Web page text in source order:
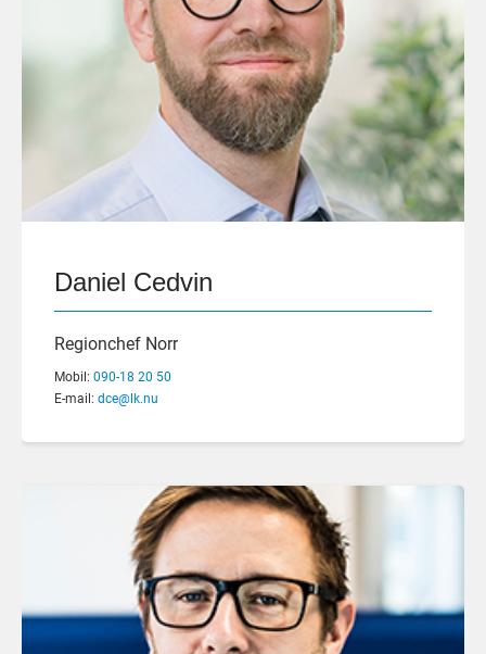
Daniel Cedvin
Regionchef Norr
Mobil: 090-18 20 50
E-mail: dce@lk.nu